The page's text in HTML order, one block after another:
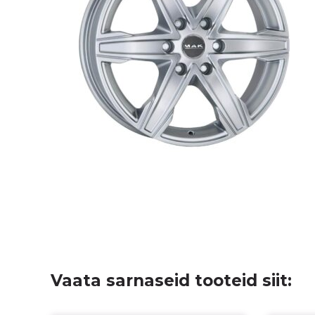
Vaata sarnaseid tooteid siit: